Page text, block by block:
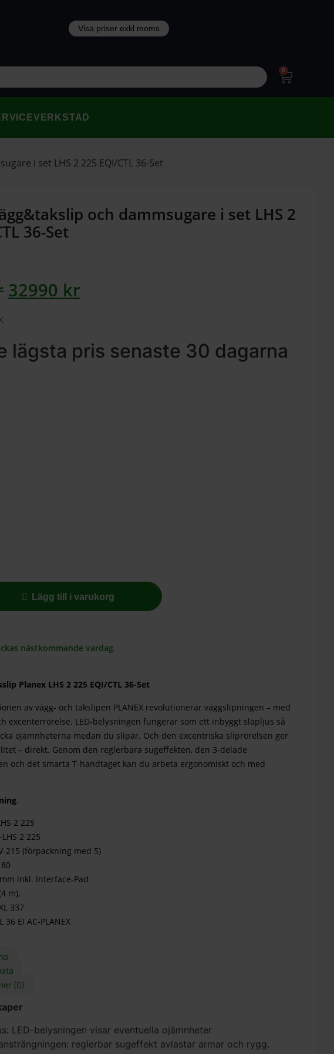
0
i set LHS 2 225 EQI/CTL 36-Set
och dammsugare i set LHS 2
36-Set
32990 kr
lägsta pris senaste 30 dagarna
Lägg till i varukorg
nästkommande vardag.
Planex LHS 2 225 EQI/CTL 36-Set
av vägg- och takslipen PLANEX revolutionerar väggslipningen – med
excenterrörelse. LED-belysningen fungerar som ett inbyggt släpljus så
ojämnheterna medan du slipar. Och den excentriska sliprörelsen ger
– direkt. Genom den reglerbara sugeffekten, den 3-delade
och det smarta T-handtaget kan du arbeta ergonomiskt och med
.
2 225
2 225
215 (förpackning med 5)
inkl. Interface-Pad
m),
337
EI AC-PLANEX
(0)
LED-belysningen visar eventuella ojämnheter
reglerbar sugeffekt avlastar armar och rygg.